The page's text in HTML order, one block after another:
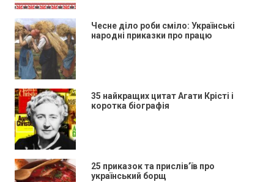
Чесне діло роби сміло: Українські
народні приказки про працю
35 найкращих цитат Агати Крісті і
коротка біографія
25 приказок та прислів’їв про
український борщ